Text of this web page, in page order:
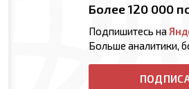
Более 120 000
Подпишитесь на
Больше аналитики,